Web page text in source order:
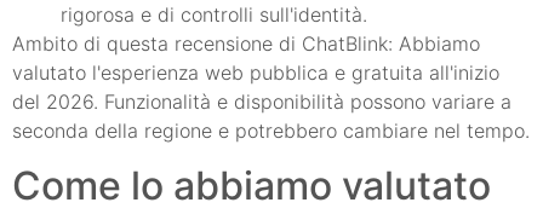
rigorosa e di controlli sull'identità.
Ambito di questa recensione di ChatBlink: Abbiamo
valutato l'esperienza web pubblica e gratuita all'inizio
del 2026. Funzionalità e disponibilità possono variare a
seconda della regione e potrebbero cambiare nel tempo.
Come lo abbiamo valutato